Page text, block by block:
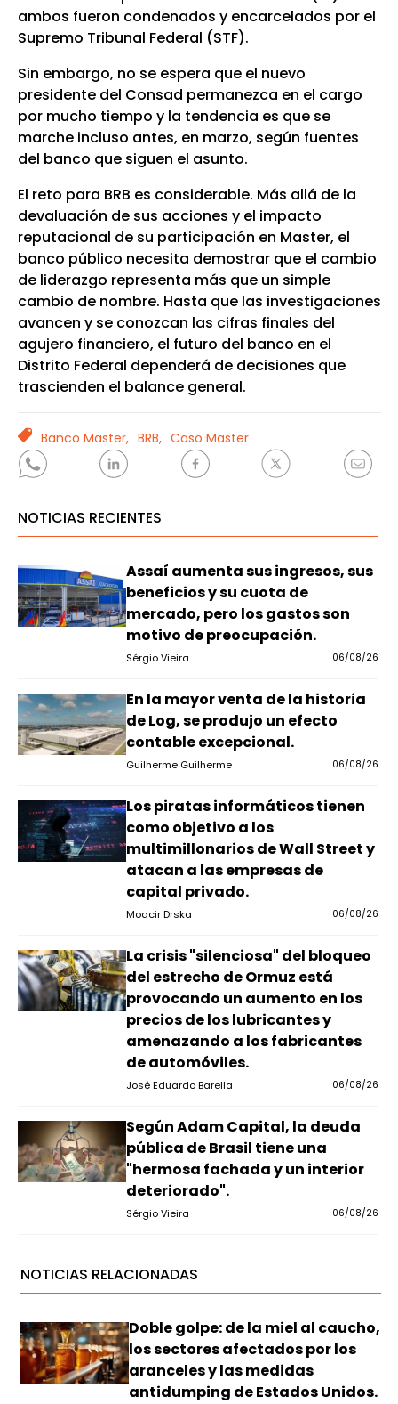
ambos fueron condenados y encarcelados por el
Supremo Tribunal Federal (STF).
Sin embargo, no se espera que el nuevo
presidente del Consad permanezca en el cargo
por mucho tiempo y la tendencia es que se
marche incluso antes, en marzo, según fuentes
del banco que siguen el asunto.
El reto para BRB es considerable. Más allá de la
devaluación de sus acciones y el impacto
reputacional de su participación en Master, el
banco público necesita demostrar que el cambio
de liderazgo representa más que un simple
cambio de nombre. Hasta que las investigaciones
avancen y se conozcan las cifras finales del
agujero financiero, el futuro del banco en el
Distrito Federal dependerá de decisiones que
trascienden el balance general.
TAGSBanco Master, BRB, Caso Master
NOTICIAS RECIENTES
Assaí aumenta sus ingresos, sus
beneficios y su cuota de
mercado, pero los gastos son
motivo de preocupación.
Sérgio Vieira 06/08/26
En la mayor venta de la historia
de Log, se produjo un efecto
contable excepcional.
Guilherme Guilherme 06/08/26
Los piratas informáticos tienen
como objetivo a los
multimillonarios de Wall Street y
atacan a las empresas de
capital privado.
Moacir Drska 06/08/26
La crisis "silenciosa" del bloqueo
del estrecho de Ormuz está
provocando un aumento en los
precios de los lubricantes y
amenazando a los fabricantes
de automóviles.
José Eduardo Barella 06/08/26
Según Adam Capital, la deuda
pública de Brasil tiene una
"hermosa fachada y un interior
deteriorado".
Sérgio Vieira 06/08/26
NOTICIAS RELACIONADAS
Doble golpe: de la miel al caucho,
los sectores afectados por los
aranceles y las medidas
antidumping de Estados Unidos.